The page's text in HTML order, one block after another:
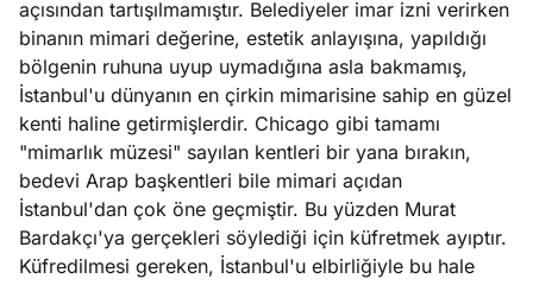
açısından tartışılmamıştır. Belediyeler imar izni verirken
binanın mimari değerine, estetik anlayışına, yapıldığı
bölgenin ruhuna uyup uymadığına asla bakmamış,
İstanbul'u dünyanın en çirkin mimarisine sahip en güzel
kenti haline getirmişlerdir. Chicago gibi tamamı
"mimarlık müzesi" sayılan kentleri bir yana bırakın,
bedevi Arap başkentleri bile mimari açıdan
İstanbul'dan çok öne geçmiştir. Bu yüzden Murat
Bardakçı'ya gerçekleri söylediği için küfretmek ayıptır.
Küfredilmesi gereken, İstanbul'u elbirliğiyle bu hale